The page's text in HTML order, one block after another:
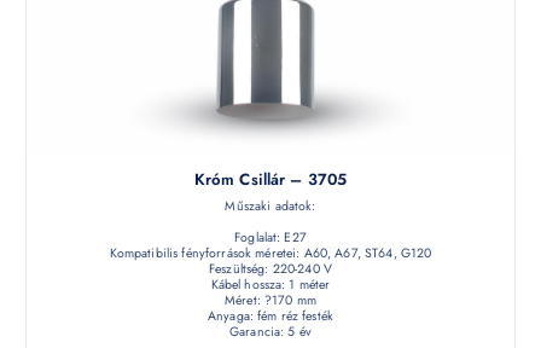
Króm Csillár – 3705
Műszaki adatok:
Foglalat: E27
Kompatibilis fényforrások méretei: A60, A67, ST64, G120
Feszültség: 220-240 V
Kábel hossza: 1 méter
Méret: ?170 mm
Anyaga: fém réz festék
Garancia: 5 év